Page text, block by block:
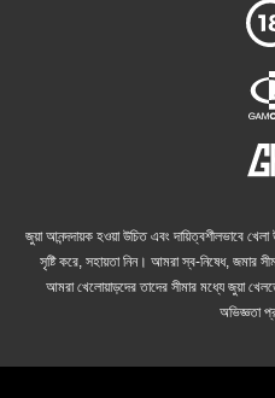
জুয়া আনন্দদায়ক হওয়া উচিত এবং দায়িত্বশীলভাবে
সৃষ্টি করে, সহায়তা নিন। আমরা স্ব-নিষেধ, জমার
আমরা খেলোয়াড়দের তাদের সীমার মধ্যে জুয়া
অভিজ্ঞতা